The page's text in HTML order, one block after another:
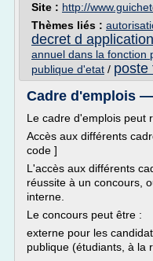
Site : http://
Thèmes liés :
decret d
annuel dans la fonction
publique d'etat / poste
Cadre d'emplois
Le cadre d'emplois peut
Accès aux différents
code ]
L'accès aux différents
réussite à un concours,
interne.
Le concours peut être :
externe pour les
publique (étudiants, à la